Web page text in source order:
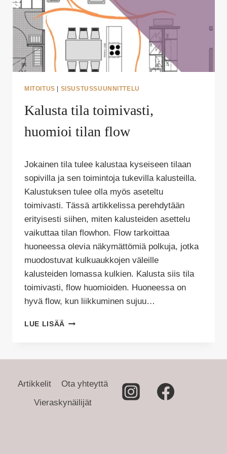
MITOITUS | SISUSTUSSUUNNITTELU
Kalusta tila toimivasti,
huomioi tilan flow
Puoliksi
Tehty
Jokainen tila tulee kalustaa kyseiseen tilaan
sopivilla ja sen toimintoja tukevilla kalusteilla.
Kalustuksen tulee olla myös aseteltu
toimivasti. Tässä artikkelissa perehdytään
erityisesti siihen, miten kalusteiden asettelu
vaikuttaa tilan flowhon. Flow tarkoittaa
huoneessa olevia näkymättömiä polkuja, jotka
muodostuvat kulkuaukkojen väleille
kalusteiden lomassa kulkien. Kalusta siis tila
toimivasti, flow huomioiden. Huoneessa on
hyvä flow, kun liikkuminen sujuu…
LUE LISÄÄ KALUSTA
Artikkelit
Ota yhteyttä
Vieraskynäilijät